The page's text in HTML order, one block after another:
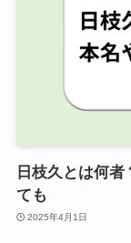
日枝久とは何
ても
2025年4月1日